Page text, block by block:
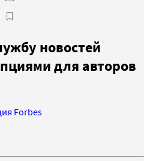
новостей
для авторов
Forbes